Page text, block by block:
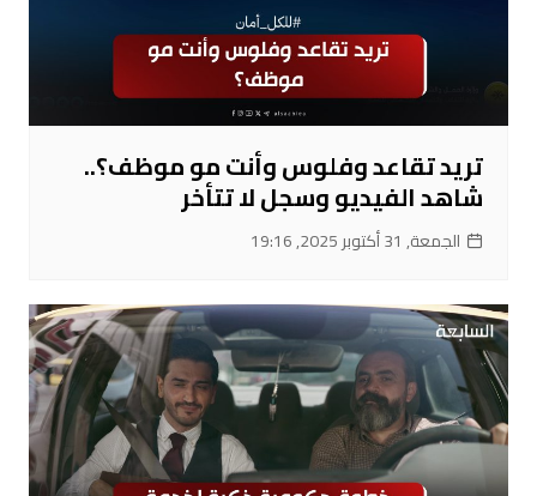
تريد تقاعد وفلوس وأنت مو موظف؟..
شاهد الفيديو وسجل لا تتأخر
الجمعة, 31 أكتوبر 2025, 19:16